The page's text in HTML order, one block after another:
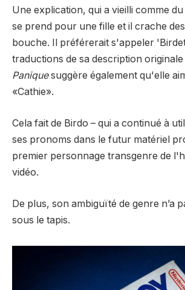
Une explication, qui a vieilli comme du
se prend pour une fille et il crache
bouche. Il préférerait s'appeler
traductions de sa description originale
Paniquesuggère également qu'elle
«Cathie».
Cela fait de Birdo – qui a continué à
ses pronoms dans le futur matériel
premier personnage transgenre de
vidéo.
De plus, son ambiguïté de genre n’a
sous le tapis.